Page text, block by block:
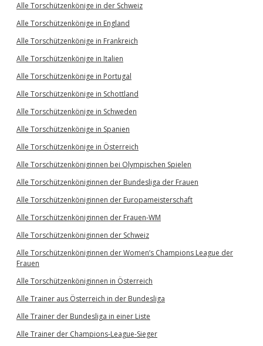
Alle Torschützenkönige in der Schweiz
Alle Torschützenkönige in England
Alle Torschützenkönige in Frankreich
Alle Torschützenkönige in Italien
Alle Torschützenkönige in Portugal
Alle Torschützenkönige in Schottland
Alle Torschützenkönige in Schweden
Alle Torschützenkönige in Spanien
Alle Torschützenkönige in Österreich
Alle Torschützenköniginnen bei Olympischen Spielen
Alle Torschützenköniginnen der Bundesliga der Frauen
Alle Torschützenköniginnen der Europameisterschaft
Alle Torschützenköniginnen der Frauen-WM
Alle Torschützenköniginnen der Schweiz
Alle Torschützenköniginnen der Women’s Champions League der
Frauen
Alle Torschützenköniginnen in Österreich
Alle Trainer aus Österreich in der Bundesliga
Alle Trainer der Bundesliga in einer Liste
Alle Trainer der Champions-League-Sieger